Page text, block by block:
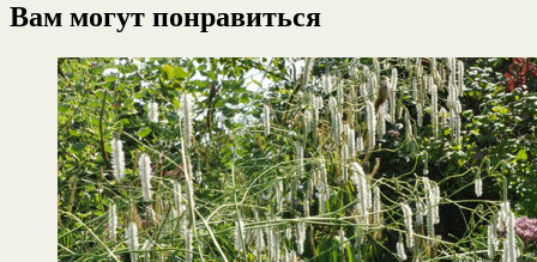
Вам могут понравиться